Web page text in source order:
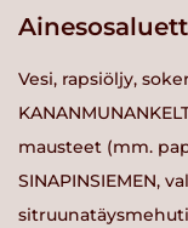
Vesi, rapsiöljy,
mausteet (mm.
SINAPINSIEMEN,